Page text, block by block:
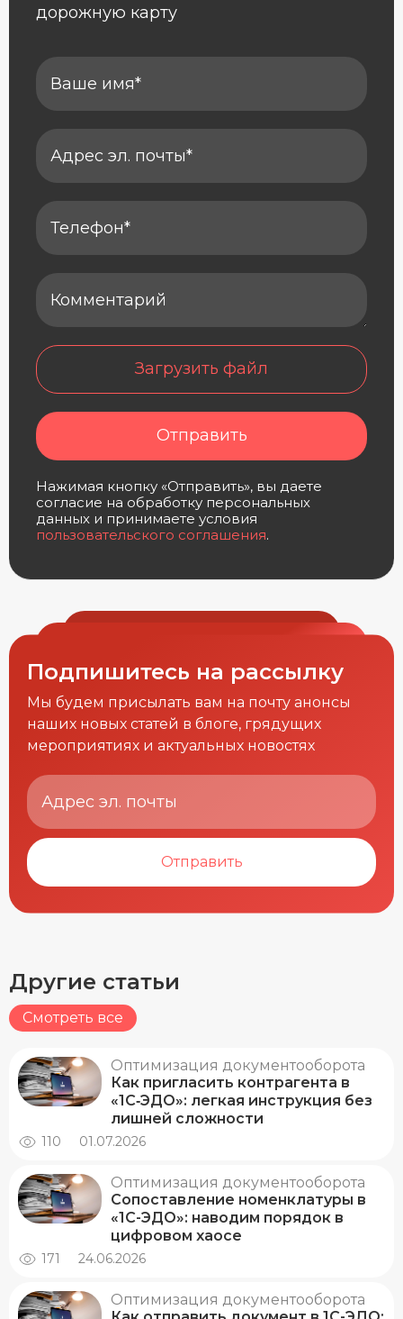
дорожную карту
Отправить
Загрузить файл
Нажимая кнопку «Отправить», вы даете
согласие на обработку персональных
данных и принимаете условия
пользовательского соглашения.
Подпишитесь на рассылку
Мы будем присылать вам на почту анонсы
наших новых статей в блоге, грядущих
мероприятиях и актуальных новостях
Отправить
Другие статьи
Смотреть все
Оптимизация документооборота
Как пригласить контрагента в
«1С‑ЭДО»: легкая инструкция без
лишней сложности
110 01.07.2026
Оптимизация документооборота
Сопоставление номенклатуры в
«1С-ЭДО»: наводим порядок в
цифровом хаосе
171 24.06.2026
Оптимизация документооборота